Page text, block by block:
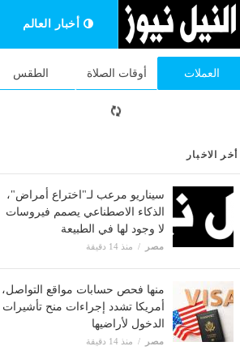
أخبار العالم
العملات أوقات الصلاة الطقس
أخر الاخبار
سيناريو مرعب لـ"اختراع أمراض"،
الذكاء الاصطناعي يصمم فيروسات
لا وجود لها في الطبيعة
مصر منذ 14 دقيقة
منها فحص حسابات مواقع التواصل،
أمريكا تشدد إجراءات منح تأشيرات
الدخول لأراضيها
مصر منذ 14 دقيقة
بعد غلقه 5 ساعات، فتح شارع 26 يوليو أمام
حركة السيارات باتجاه كوبري 15 مايو إلى